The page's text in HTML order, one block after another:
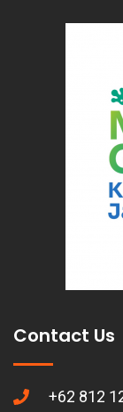
Contact Us
+62 812